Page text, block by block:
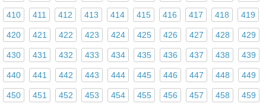
410 411 412 413 414 415 416 417 418 419
420 421 422 423 424 425 426 427 428 429
430 431 432 433 434 435 436 437 438 439
440 441 442 443 444 445 446 447 448 449
450 451 452 453 454 455 456 457 458 459